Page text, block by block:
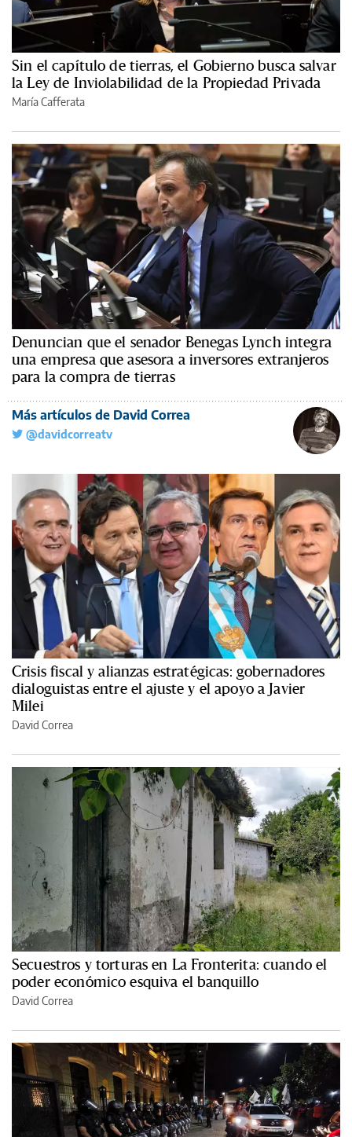
Sin el capítulo de tierras, el Gobierno busca salvar
la Ley de Inviolabilidad de la Propiedad Privada
María Cafferata
Denuncian que el senador Benegas Lynch integra
una empresa que asesora a inversores extranjeros
para la compra de tierras
Más artículos de David Correa
@davidcorreatv
Crisis fiscal y alianzas estratégicas: gobernadores
dialoguistas entre el ajuste y el apoyo a Javier
Milei
David Correa
Secuestros y torturas en La Fronterita: cuando el
poder económico esquiva el banquillo
David Correa